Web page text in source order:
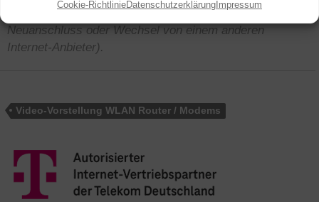
Cookie-RichtlinieDatenschutzerklärungImpressum
Vertrages (außer Start, XS, Regio und nur bei
Neuanschluss oder Wechsel von einem anderen
Internet-Anbieter).
Video-Vorstellung WLAN Router / Modems